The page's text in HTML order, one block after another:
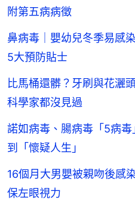
附第五病病徵
鼻病毒｜嬰幼兒冬季易感
5大預防貼士
比馬桶還髒？牙刷與花
科學家都沒見過
諾如病毒、腸病毒「5病
到「懷疑人生」
16個月大男嬰被親吻後感
保左眼視力